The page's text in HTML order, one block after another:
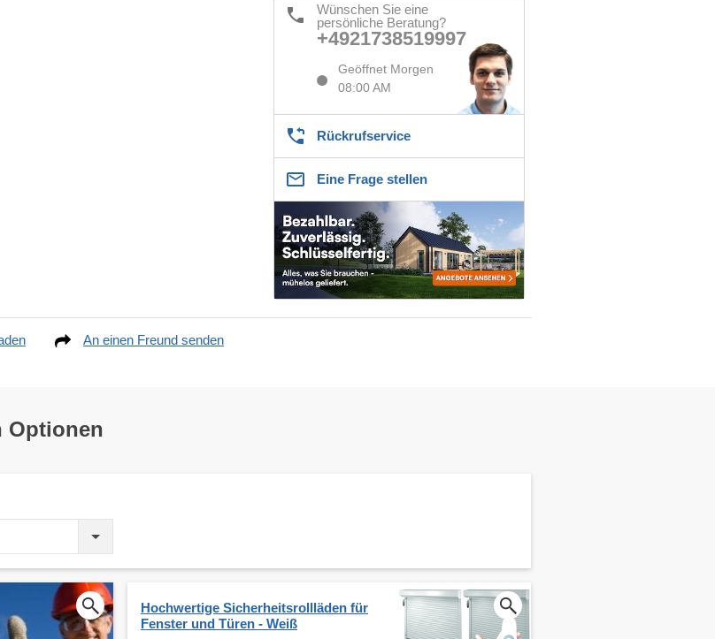
Wünschen Sie eine
persönliche Beratung?
+4921738519997
Geöffnet Morgen
08:00 AM
Rückrufservice
Eine Frage stellen
An einen Freund senden
Optionen
Hochwertige Sicherheitsrollläden für
Fenster und Türen - Weiß